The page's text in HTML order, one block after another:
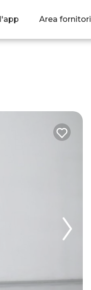
Area fornitori